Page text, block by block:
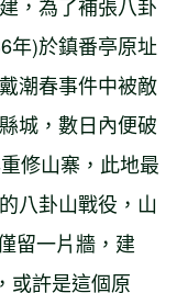
年)於鎮番亭原址
潮春事件中被敵
城，數日內便破
修山寨，此地最
八卦山戰役，山
留一片牆，建
或許是這個原